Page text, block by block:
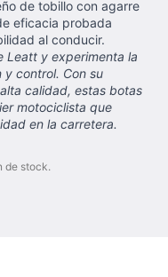
de tobillo con agarre
eficacia probada
al conducir.
Leatt y experimenta la
control. Con su
calidad, estas botas
motociclista que
en la carretera.
de stock.